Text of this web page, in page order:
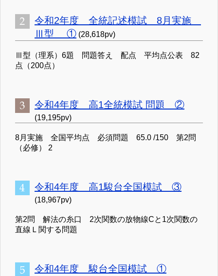
令和2年度 全統記述模試 8月実施
Ⅲ型 ① (28,618pv)
Ⅲ型（理系）6題 問題答え 配点 平均点公表 82
点（200点）
令和4年度 高1全統模試 問題 ②
(19,195pv)
8月実施 全国平均点 必須問題 65.0 /150 第2問
（必修） 2
令和4年度 高1駿台全国模試 ③
(18,967pv)
第2問 解法の糸口 2次関数の放物線Cと1次関数の
直線Ｌ関する問題
令和4年度 駿台全国模試 ①